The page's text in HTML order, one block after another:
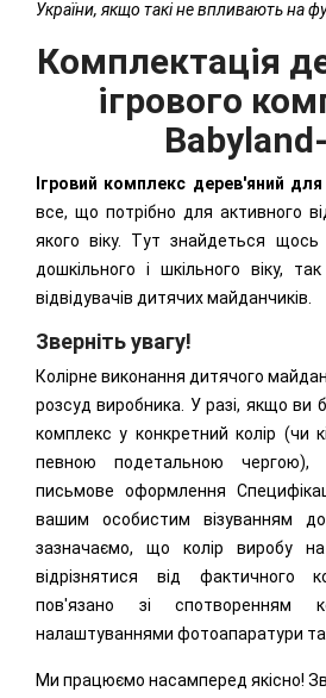
України, якщо такі не впливають на
Комплектація
ігрового
Ігровий комплекс дерев'яний
все, що потрібно для активного
якого віку. Тут знайдеться щось
дошкільного і шкільного віку,
відвідувачів дитячих майданчиків.
Зверніть увагу!
Колірне виконання дитячого
розсуд виробника. У разі, якщо ви
комплекс у конкретний колір (чи
певною подетальною чергою),
письмове оформлення
вашим особистим візуванням
зазначаємо, що колір виробу
відрізнятися від фактичного
пов'язано зі спотворенням
налаштуваннями фотоапаратури
Ми працюємо насамперед якісно!